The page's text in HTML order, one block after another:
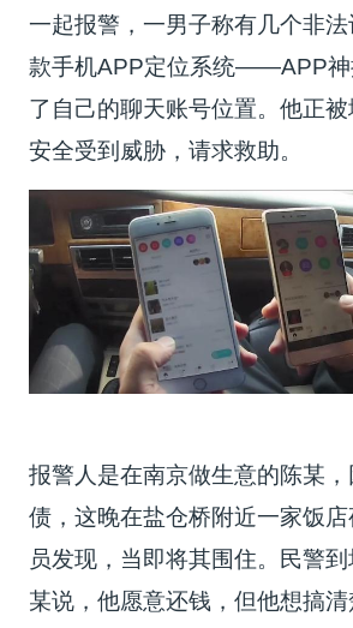
一起报警，一男子称有几个非
款手机APP定位系统——APP神
了自己的聊天账号位置。他正
安全受到威胁，请求救助。
报警人是在南京做生意的陈某
债，这晚在盐仓桥附近一家饭
员发现，当即将其围住。民警
某说，他愿意还钱，但他想搞